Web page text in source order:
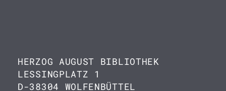
HERZOG AUGUST BIBLIOTHEK
LESSINGPLATZ 1
D-38304 WOLFENBÜTTEL